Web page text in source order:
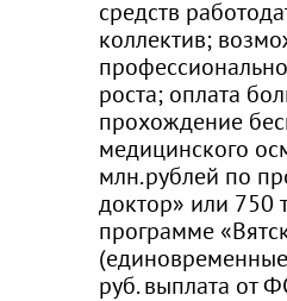
средств
коллектив;
роста; оплата
прохождение
медицинского
млн.рублей по
доктор» или 750
программе
руб. выплата от